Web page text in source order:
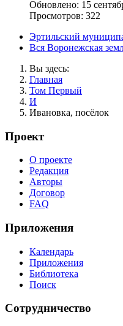
Обновлено: 15
Просмотров: 322
Эртильский
Вся Воронежская
Вы здесь:
Главная
Том Первый
И
Ивановка, посёлок
Проект
О проекте
Редакция
Авторы
Договор
FAQ
Приложения
Календарь
Приложения
Библиотека
Поиск
Сотрудничество